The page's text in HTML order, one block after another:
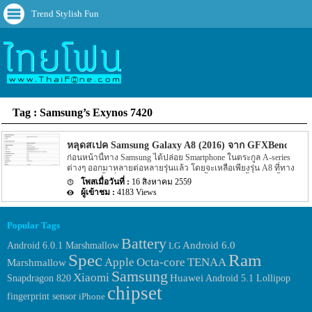
Trend Stylish Fun
Tag : Samsung’s Exynos 7420
หลุดสเปค Samsung Galaxy A8 (2016) จาก GFXBench อีก
ก่อนหน้านี้ทาง Samsung ได้ปล่อย Smartphone ในตระกูล A-series
ต่างๆ ออกมาหลายต่อหลายรุ่นแล้ว โดยจะเหลือเพียงรุ่น A8 ที่ทาง
Samsung นั้นที่ยังไม่ถูกปล่อยออกมา อีกทั้งก่อนหน้านี้ไม่นานนั้นข่าว
ต่างๆ ของ Samsung Galaxy A8 (2016) ออกมาให้หลายๆ คนได้ทราบ
กัน แต่ล่าสุดนี้นั้นกลับมีข่าวล่าสุดของ Samsung Galaxy A8 (2016)
ออกมาอีกครั้ง หากย้อนกลับไปเมื่อปลายเดือนกรกฏาคมที่ผ่านมานี้
benchmarked เชื่อถือได้ระดับหนึ่งอย่าง GFXBench นั้นเอง แต่ล่าสุด
นั้นบนนหาเว็บไซต์ GFXBench นั้นกลับมีรายละเอียดของ Samsung
Galaxy A8 (2016) ถูกเปิดเผยออกมาอีกครั้ง โดย Spec ของ Samsung
Galaxy A8 (2016) ที่ถูกเปิดเผยจากหน้าเว็บไซต์ benchmarked […]
16 สิงหาคม 2559
4183 Views
Popular Tags
Android 6.0.1 MarshmallowBattery LG Android 6.0
Marshmallow SpecApple Octa-core TENAARam
Snapdragon 820 Xiaomi Samsung Huawei Android 5.1 Lollipop
fingerprint sensor iPhone chipset